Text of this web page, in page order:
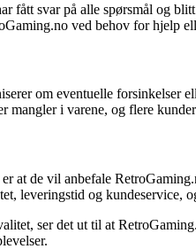
fått svar på alle spørsmål og
ved behov for hjelp
om eventuelle forsinkelser
i varene, og flere
at de vil anbefale
leveringstid og kundeservice,
ser det ut til at